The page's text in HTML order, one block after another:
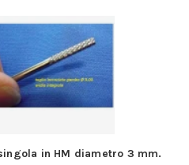
in HM diametro 3 mm.